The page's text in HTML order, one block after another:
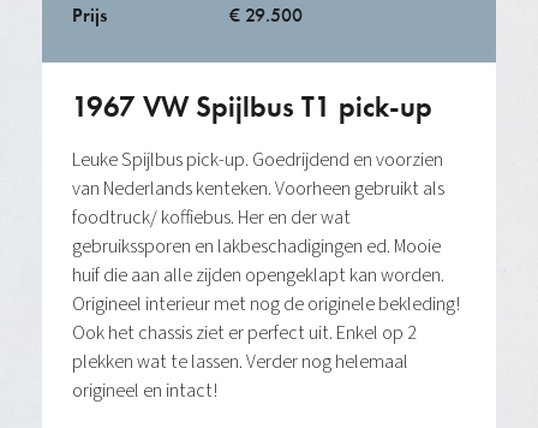
Prijs
€ 29.500
1967 VW Spijlbus T1 pick-up
Leuke Spijlbus pick-up. Goedrijdend en voorzien
van Nederlands kenteken. Voorheen gebruikt als
foodtruck/ koffiebus. Her en der wat
gebruikssporen en lakbeschadigingen ed. Mooie
huif die aan alle zijden opengeklapt kan worden.
Origineel interieur met nog de originele bekleding!
Ook het chassis ziet er perfect uit. Enkel op 2
plekken wat te lassen. Verder nog helemaal
origineel en intact!